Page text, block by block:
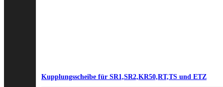
Kupplungsscheibe für SR1,SR2,KR50,RT,TS und ETZ